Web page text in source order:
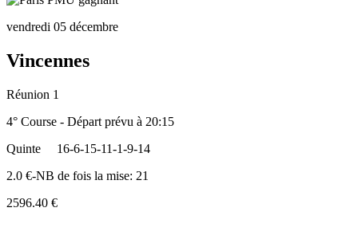
vendredi 05 décembre
Vincennes
Réunion 1
4° Course - Départ prévu à 20:15
Quinte
16-6-15-11-1-9-14
2.0 €-NB de fois la mise: 21
2596.40 €